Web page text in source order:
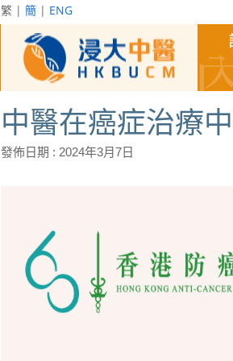
繁 | 簡 | ENG
中醫在癌症治療
發佈日期 : 2024年3月7日